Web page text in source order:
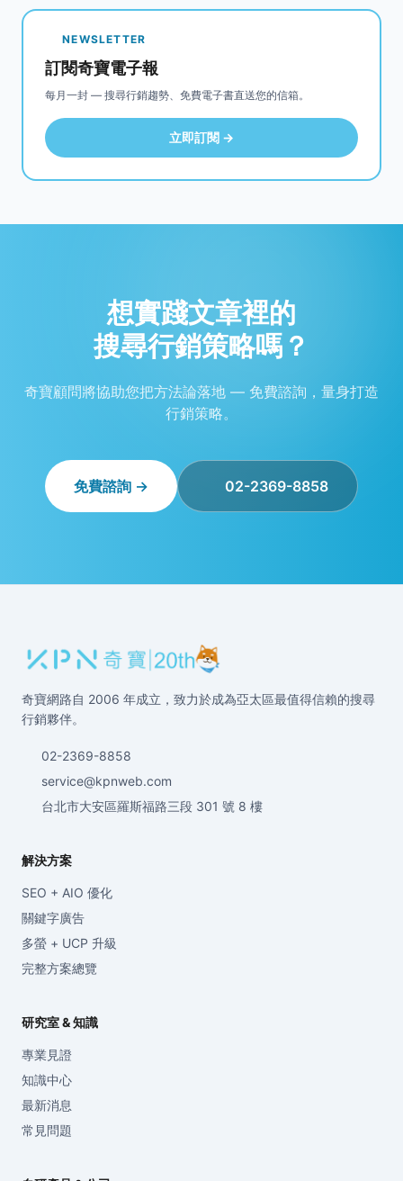
NEWSLETTER
訂閱奇寶電子報
每月一封 — 搜尋行銷趨勢、免費電子書直送您的信箱。
立即訂閱 →
想實踐文章裡的
搜尋行銷策略嗎？
奇寶顧問將協助您把方法論落地 — 免費諮詢，量身打造
行銷策略。
免費諮詢 → 02-2369-8858
奇寶網路自 2006 年成立，致力於成為亞太區最值得信賴的搜尋
行銷夥伴。
02-2369-8858
service@kpnweb.com
台北市大安區羅斯福路三段 301 號 8 樓
解決方案
SEO + AIO 優化
關鍵字廣告
多螢 + UCP 升級
完整方案總覽
研究室 & 知識
專業見證
知識中心
最新消息
常見問題